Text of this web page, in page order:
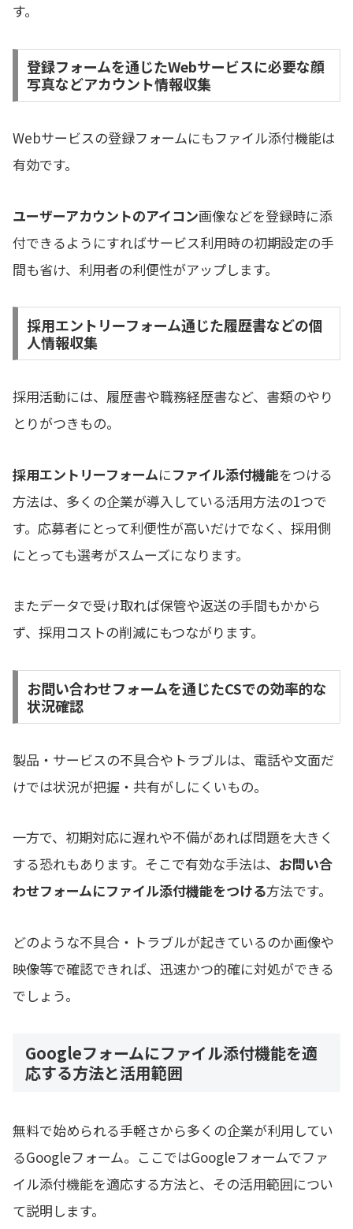
す。
登録フォームを通じたWebサービスに必要な顔
写真などアカウント情報収集
Webサービスの登録フォームにもファイル添付機能は
有効です。
ユーザーアカウントのアイコン画像などを登録時に添
付できるようにすればサービス利用時の初期設定の手
間も省け、利用者の利便性がアップします。
採用エントリーフォーム通じた履歴書などの個
人情報収集
採用活動には、履歴書や職務経歴書など、書類のやり
とりがつきもの。
採用エントリーフォームにファイル添付機能をつける
方法は、多くの企業が導入している活用方法の1つで
す。応募者にとって利便性が高いだけでなく、採用側
にとっても選考がスムーズになります。
またデータで受け取れば保管や返送の手間もかから
ず、採用コストの削減にもつながります。
お問い合わせフォームを通じたCSでの効率的な
状況確認
製品・サービスの不具合やトラブルは、電話や文面だ
けでは状況が把握・共有がしにくいもの。
一方で、初期対応に遅れや不備があれば問題を大きく
する恐れもあります。そこで有効な手法は、 お問い合
わせフォームにファイル添付機能をつける方法です。
どのような不具合・トラブルが起きているのか画像や
映像等で確認できれば、迅速かつ的確に対処ができる
でしょう。
Googleフォームにファイル添付機能を適
応する方法と活用範囲
無料で始められる手軽さから多くの企業が利用してい
るGoogleフォーム。ここではGoogleフォームでファ
イル添付機能を適応する方法と、その活用範囲につい
て説明します。